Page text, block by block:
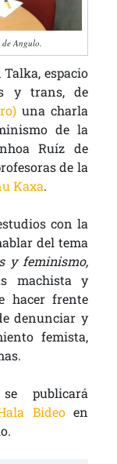
Angulo.
espacio
y trans, de
una charla
de la
Ruíz de
de la
Kaxa.
con la
del tema
y feminismo,
machista y
hacer frente
denunciar y
femista,
publicará
Bideoen